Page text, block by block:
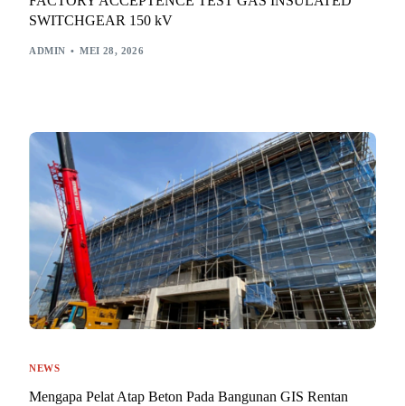
SWITCHGEAR 150 kV
ADMIN MEI 28, 2026
NEWS
Mengapa Pelat Atap Beton Pada Bangunan GIS Rentan